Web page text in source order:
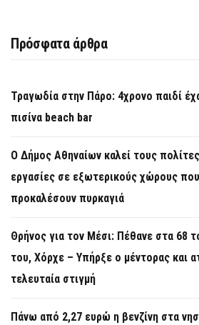
Πρόσφατα άρθρα
Τραγωδία στην Πάρο: 4χρονο παιδί
πισίνα beach bar
Ο Δήμος Αθηναίων καλεί τους
εργασίες σε εξωτερικούς χώρους
προκαλέσουν πυρκαγιά
Θρήνος για τον Μέσι: Πέθανε στα 68
του, Χόρχε – Υπήρξε ο μέντορας και
τελευταία στιγμή
Πάνω από 2,27 ευρώ η βενζίνη στα